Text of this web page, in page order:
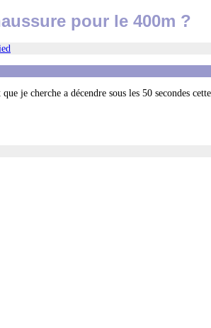
pour le 400m ?
je cherche a décendre sous les 50 secondes